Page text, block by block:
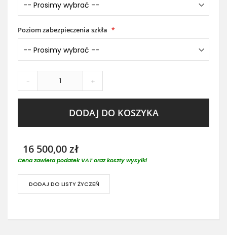
Poziom zabezpieczenia szkła
- +
DODAJ DO KOSZYKA
16 500,00 zł
Cena zawiera podatek VAT oraz koszty wysyłki
DODAJ DO LISTY ŻYCZEŃ